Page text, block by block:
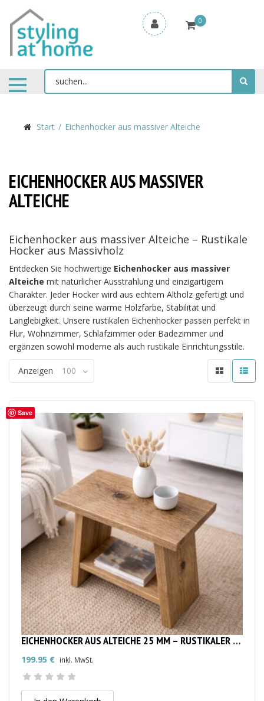
0
Start Eichenhocker aus massiver Alteiche
EICHENHOCKER AUS MASSIVER
ALTEICHE
Eichenhocker aus massiver Alteiche – Rustikale
Hocker aus Massivholz
Entdecken Sie hochwertige Eichenhocker aus massiver
Alteiche mit natürlicher Ausstrahlung und einzigartigem
Charakter. Jeder Hocker wird aus echtem Altholz gefertigt und
überzeugt durch seine warme Holzfarbe, Stabilität und
Langlebigkeit. Unsere rustikalen Eichenhocker passen perfekt in
Flur, Wohnzimmer, Schlafzimmer oder Badezimmer und
ergänzen sowohl moderne als auch rustikale Einrichtungsstile.
Anzeigen 100
Save
EICHENHOCKER AUS ALTEICHE 25 MM – RUSTIKALER MASSIVHOLZ-HOCKER
199.95 € inkl. MwSt.